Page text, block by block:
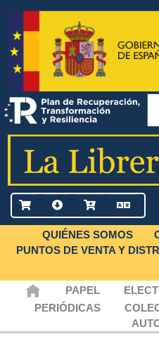
QUIÉNES SOMOS
PUNTOS DE VENTA Y
PAPEL
PERIÓDICAS